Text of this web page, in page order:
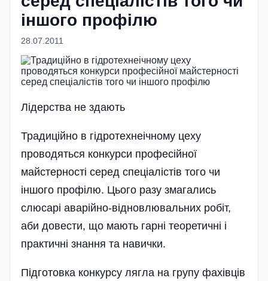
іншого профі­лю
28.07.2011
Лідерcтва не здають
Традиційно в гідротехнеічному цеху
проводяться конкурси професі­йної
майстерності серед спе­ці­алістів того чи
іншого профі­лю. Цього разу змагались
слюсарі аварійно-відновлювальних робіт,
аби довести, що мають гарні теоретичні і
практичні знання та навички.
Підготовка конкурсу лягла на групу фахівців